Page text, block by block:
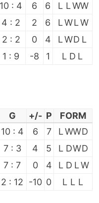
10 : 4 6 6 L LWW
4 : 2 2 6 LWLW
2 : 2 0 4 LWD L
1 : 9 -8 1 L D L
G +/- P FORM
10 : 4 6 7 LWWD
7 : 3 4 5 L DWD
7 : 7 0 4 L D LW
2 : 12 -10 0 L L L